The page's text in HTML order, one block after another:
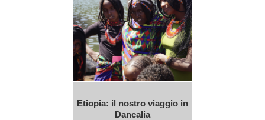
Etiopia: il nostro viaggio in
Dancalia